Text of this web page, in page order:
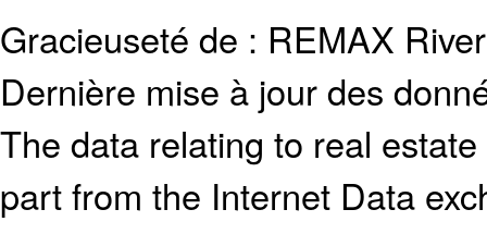
Gracieuseté de : REMAX
Dernière mise à jour des
The data relating to real
part from the Internet Data